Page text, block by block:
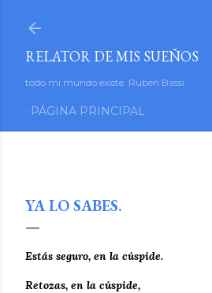
RELATOR DE MIS SUEÑOS
todo mi mundo existe. Ruben Bassi
PÁGINA PRINCIPAL
YA LO SABES.
Estás seguro, en la cúspide.
Retozas, en la cúspide,